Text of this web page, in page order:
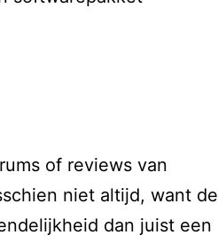
of reviews van
niet altijd, want de
dan juist een